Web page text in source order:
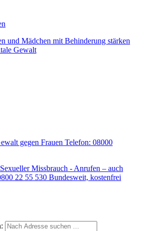
und Mädchen mit Behinderung stärken
Gewalt